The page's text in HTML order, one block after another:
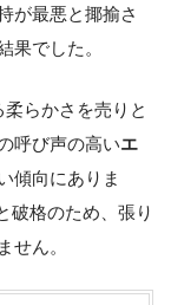
が最悪と揶揄さ
果でした。
らかさを売りと
呼び声の高いエ
傾向にありま
破格のため、張り
せん。